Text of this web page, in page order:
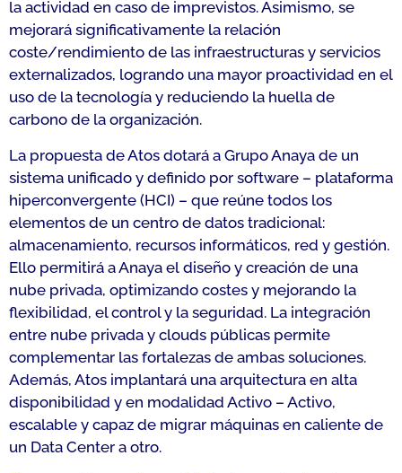
la actividad en caso de imprevistos. Asimismo, se
mejorará significativamente la relación
coste/rendimiento de las infraestructuras y servicios
externalizados, logrando una mayor proactividad en el
uso de la tecnología y reduciendo la huella de
carbono de la organización.
La propuesta de Atos dotará a Grupo Anaya de un
sistema unificado y definido por software – plataforma
hiperconvergente (HCI) – que reúne todos los
elementos de un centro de datos tradicional:
almacenamiento, recursos informáticos, red y gestión.
Ello permitirá a Anaya el diseño y creación de una
nube privada, optimizando costes y mejorando la
flexibilidad, el control y la seguridad. La integración
entre nube privada y clouds públicas permite
complementar las fortalezas de ambas soluciones.
Además, Atos implantará una arquitectura en alta
disponibilidad y en modalidad Activo – Activo,
escalable y capaz de migrar máquinas en caliente de
un Data Center a otro.